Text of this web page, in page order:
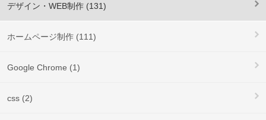
デザイン・WEB制作 (131)
ホームページ制作 (111)
Google Chrome (1)
css (2)